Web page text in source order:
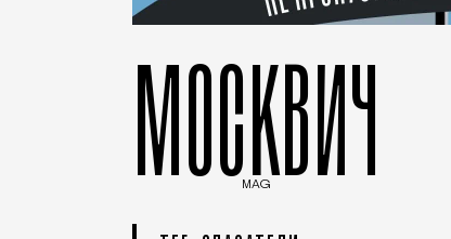
МОСКВИЧ
MAG